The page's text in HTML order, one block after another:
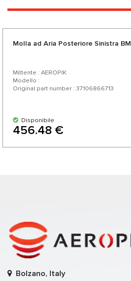
Molla ad Aria Posteriore Sinistra
Mittente : AEROPIK
Modello :
Original part number : 37106866713
Disponibile
456.48 €
Bolzano, Italy